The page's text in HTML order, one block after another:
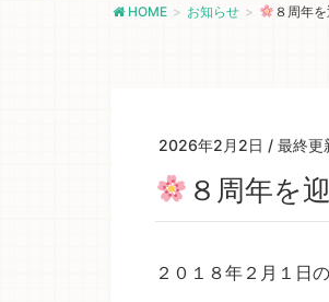
HOME お知らせ ８周年
2026年2月2日 / 最終更
８周年を
２０１８年２月１日